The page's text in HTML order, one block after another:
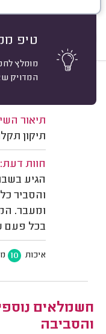
טיפ
מומלץ
המדויק
אירית ו.
תיאור
תיקון
חוות דעת:
הגיע
והסביר
ומעבר.
בכל פעם
איכות 10
חשמלאים
והסביבה